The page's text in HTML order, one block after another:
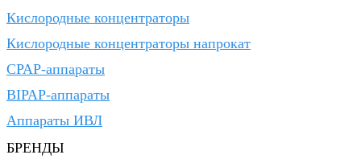
Кислородные концентраторы
Кислородные концентраторы напрокат
CPAP-аппараты
BIPAP-аппараты
Аппараты ИВЛ
БРЕНДЫ